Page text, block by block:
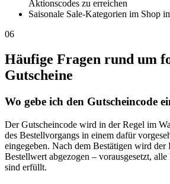
Aktionscodes zu erreichen
Saisonale Sale-Kategorien im Shop
06
Häufige Fragen rund um
Gutscheine
Wo gebe ich den Gutscheincode
Der Gutscheincode wird in der Regel im
des Bestellvorgangs in einem dafür
eingegeben. Nach dem Bestätigen wird der
Bestellwert abgezogen – vorausgesetzt,
sind erfüllt.